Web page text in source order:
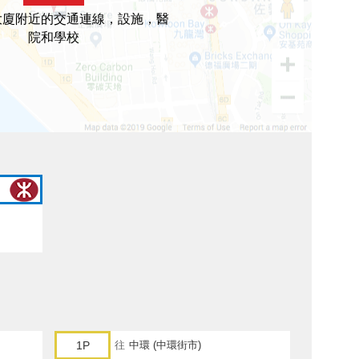
附近的交通連線，設施，醫
院和學校
1P 往 中環 (中環街市)